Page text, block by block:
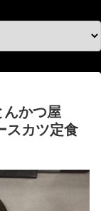
んかつ屋
スカツ定食